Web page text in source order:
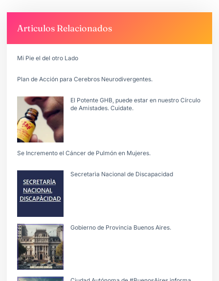
Articulos Relacionados
Mi Pie el del otro Lado
Plan de Acción para Cerebros Neurodivergentes.
El Potente GHB, puede estar en nuestro Círculo
de Amistades. Cuidate.
Se Incremento el Cáncer de Pulmón en Mujeres.
Secretarìa Nacional de Discapacidad
Gobierno de Provincia Buenos Aires.